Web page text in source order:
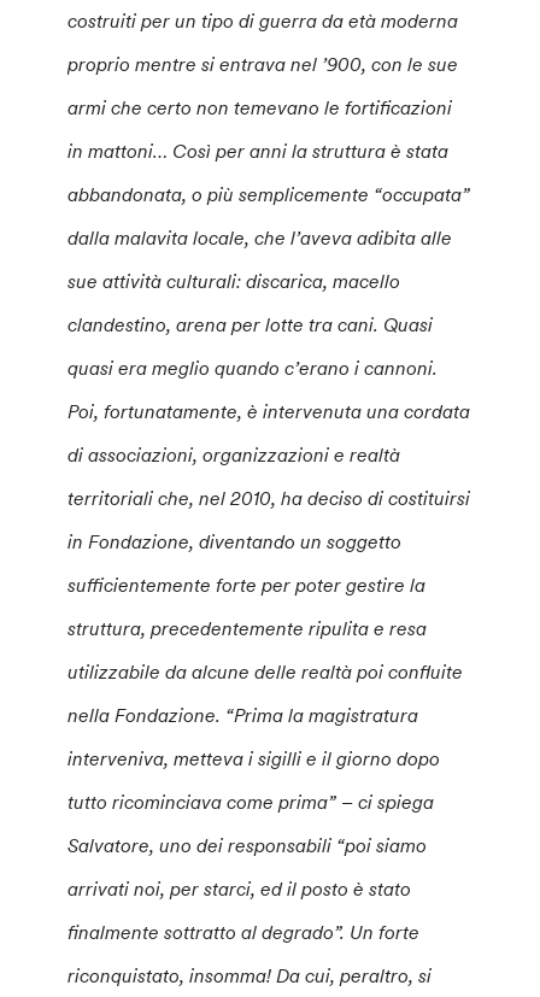
costruiti per un tipo di guerra da età moderna
proprio mentre si entrava nel ’900, con le sue
armi che certo non temevano le fortificazioni
in mattoni… Così per anni la struttura è stata
abbandonata, o più semplicemente “occupata”
dalla malavita locale, che l’aveva adibita alle
sue attività culturali: discarica, macello
clandestino, arena per lotte tra cani. Quasi
quasi era meglio quando c’erano i cannoni.
Poi, fortunatamente, è intervenuta una cordata
di associazioni, organizzazioni e realtà
territoriali che, nel 2010, ha deciso di costituirsi
in Fondazione, diventando un soggetto
sufficientemente forte per poter gestire la
struttura, precedentemente ripulita e resa
utilizzabile da alcune delle realtà poi confluite
nella Fondazione. “Prima la magistratura
interveniva, metteva i sigilli e il giorno dopo
tutto ricominciava come prima” – ci spiega
Salvatore, uno dei responsabili “poi siamo
arrivati noi, per starci, ed il posto è stato
finalmente sottratto al degrado”. Un forte
riconquistato, insomma! Da cui, peraltro, si